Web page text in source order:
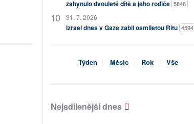
zahynulo dvouleté dítě a jeho rodiče 5846
31. 7. 2026
Izrael dnes v Gaze zabil osmiletou Ritu 4594
Týden Měsíc Rok Vše
Nejsdílenější dnes